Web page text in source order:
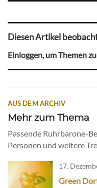
Diesen Artikel
Einloggen, um Themen
AUS DEM ARCHIV
Mehr zum Thema
Passende Ruhrbarone-
Personen und weitere
17.
Green